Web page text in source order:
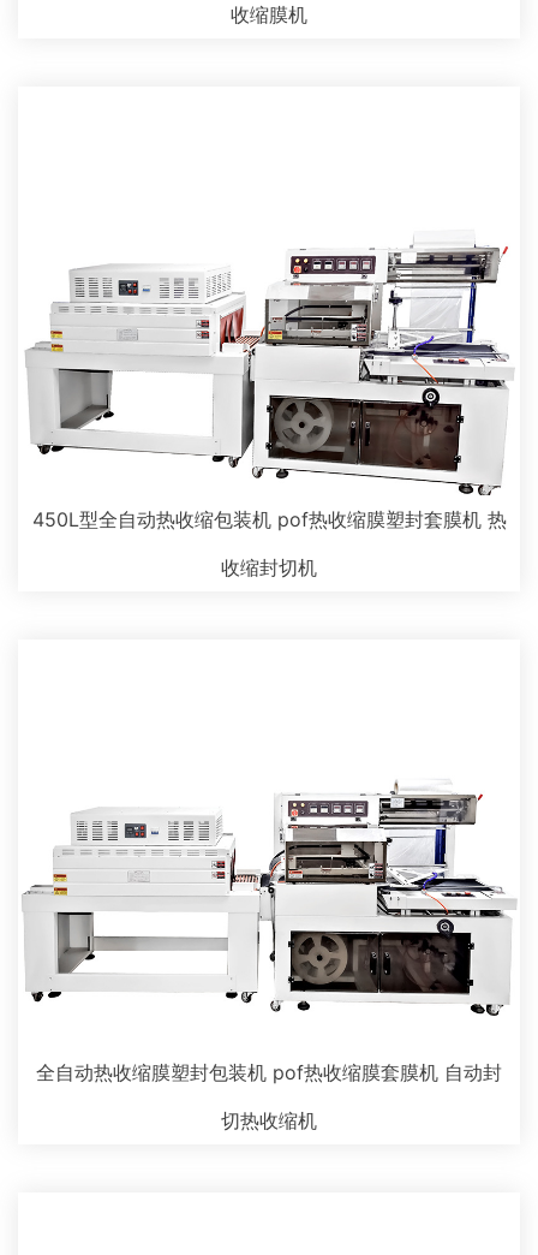
收缩膜机
450L型全自动热收缩包装机 pof热收缩膜塑封套膜机 热
收缩封切机
全自动热收缩膜塑封包装机 pof热收缩膜套膜机 自动封
切热收缩机